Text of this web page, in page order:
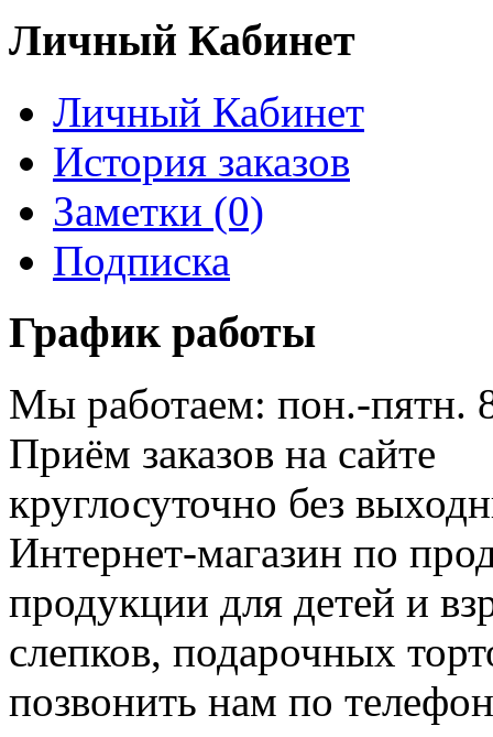
Личный Кабинет
Личный Кабинет
История заказов
Заметки (0)
Подписка
График работы
Мы работаем: пон.-пятн.
Приём заказов на сайте
круглосуточно без
Интернет-магазин по
продукции для детей и
слепков, подарочных
позвонить нам по